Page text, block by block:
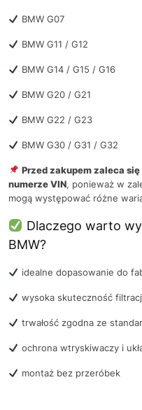
BMW G07
BMW G11 / G12
BMW G14 / G15 / G16
BMW G20 / G21
BMW G22 / G23
BMW G30 / G31 / G32
Przed zakupem zaleca
numerze VIN, ponieważ w
mogą występować różne
Dlaczego warto
BMW?
idealne dopasowanie do
wysoka skuteczność
trwałość zgodna ze
ochrona wtryskiwaczy i
montaż bez przeróbek